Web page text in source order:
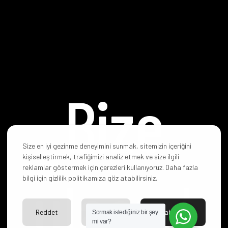
Bize
ulaşın!
Size en iyi gezinme deneyimini sunmak, sitemizin içeriğini
kişiselleştirmek, trafiğimizi analiz etmek ve size ilgili
reklamlar göstermek için çerezleri kullanıyoruz. Daha fazla
bilgi için gizlilik politikamıza göz atabilirsiniz.
Kabul Et
Ayarlar
Reddet
Sormak istediğiniz bir şey
mi var?